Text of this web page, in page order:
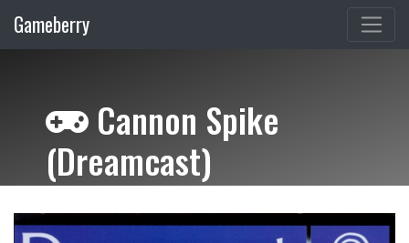
Gameberry
Cannon Spike
(Dreamcast)